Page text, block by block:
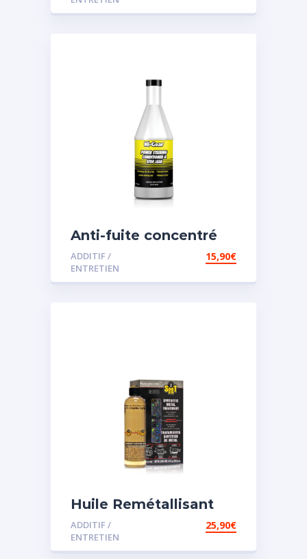
Anti-fuite concentré
pour direction
assistée
ADDITIF /
ENTRETIEN
15,90€
Huile Remétallisant
Moteur SMT2
ADDITIF /
ENTRETIEN
25,90€